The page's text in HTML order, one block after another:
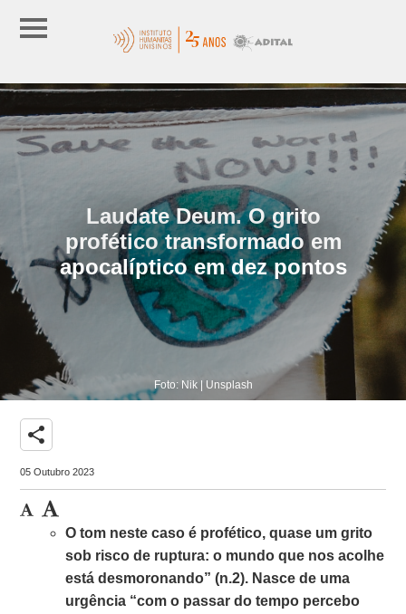
Laudate Deum. O grito
profético transformado em
apocalíptico em dez pontos
Foto: Nik | Unsplash
share
05 Outubro 2023
O tom neste caso é profético, quase um grito
sob risco de ruptura: o mundo que nos acolhe
está desmoronando” (n.2). Nasce de uma
urgência “com o passar do tempo percebo